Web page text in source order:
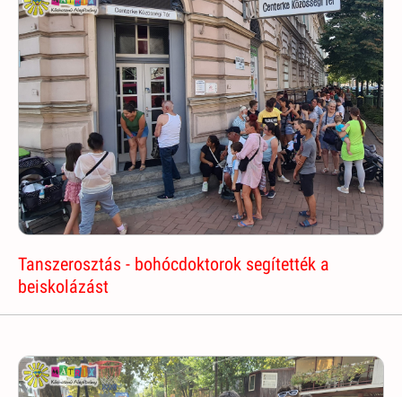
Tanszerosztás - bohócdoktorok segítették a
beiskolázást